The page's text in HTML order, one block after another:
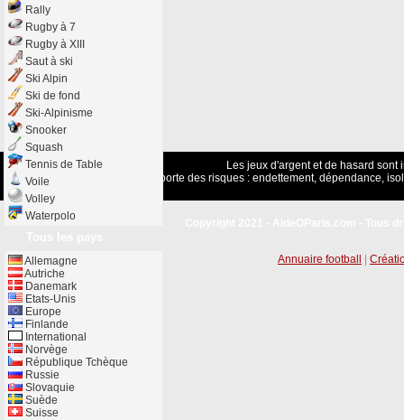
Rally
Rugby à 7
Rugby à XIII
Saut à ski
Ski Alpin
Ski de fond
Ski-Alpinisme
Snooker
Squash
Tennis de Table
Voile
Volley
Waterpolo
Allemagne
Autriche
Danemark
Etats-Unis
Europe
Finlande
International
Norvège
République Tchèque
Russie
Slovaquie
Suède
Suisse
Les jeux d'argent et de hasard sont
Jouer comporte des risques : endettement, dépendance,
Annuaire football